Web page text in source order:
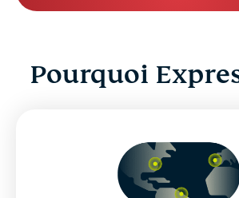
Pourquoi